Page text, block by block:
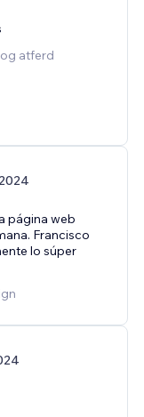
atferd
página web
Francisco
lo súper